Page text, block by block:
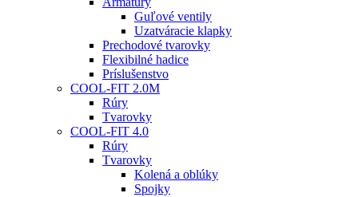
Guľové ventily
Uzatváracie klapky
Prechodové tvarovky
Flexibilné hadice
Príslušenstvo
COOL-FIT 2.0M
Rúry
Tvarovky
COOL-FIT 4.0
Rúry
Tvarovky
Kolená a oblúky
Spojky